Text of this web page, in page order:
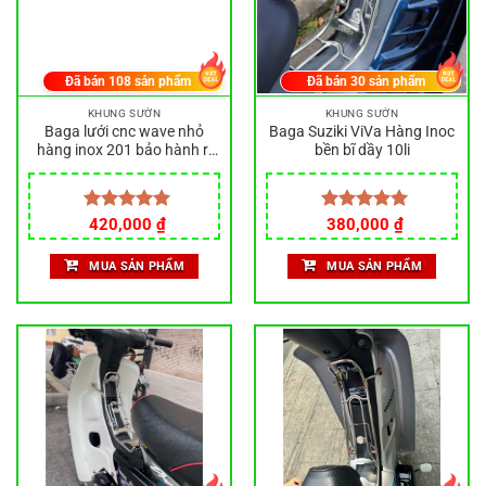
KHUNG SƯỜN
Baga lưới cnc wave nhỏ
hàng inox 201 bảo hành rỉ
Được xếp
hạng5.00
5 sao
420,000 ₫
Đã bán 108 sản phẩm
MUA SẢN PHẨM
KHUNG SƯỜN
Baga Suziki ViVa Hàng Inoc
bền bĩ dầy 10li
Được xếp
hạng5.00
5 sao
380,000 ₫
Đã bán 30sản phẩm
MUA SẢN PHẨM